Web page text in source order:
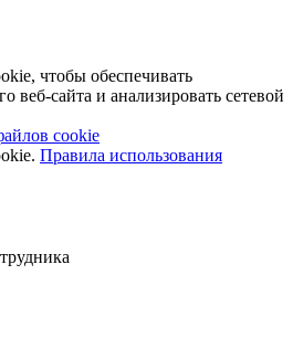
чтобы обеспечивать
веб-сайта и анализировать сетевой
cookie
Правила использования